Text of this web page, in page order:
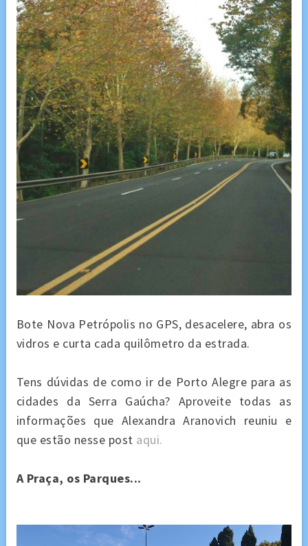
Bote Nova Petrópolis no GPS, desacelere, abra os
vidros e curta cada quilômetro da estrada.
Tens dúvidas de como ir de Porto Alegre para as
cidades da Serra Gaúcha? Aproveite todas as
informações que Alexandra Aranovich reuniu e
que estão nesse post aqui.
A Praça, os Parques...